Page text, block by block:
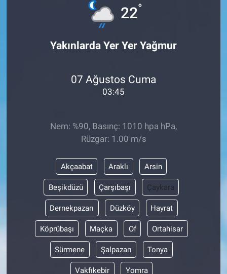
22°
Yakınlarda Yer Yer Yağmur
07 Ağustos Cuma
03:45
Nem: %90, Basınç: 1010 hpa hPa,
Rüzgar: 1.00 m/s
Akçaabat Araklı Arsin
Beşikdüzü Çarşıbaşı Çaykara
Dernekpazarı Düzköy Hayrat
Köprübaşı Maçka Of Ortahisar
Sürmene Şalpazarı Tonya
Vakfıkebir Yomra